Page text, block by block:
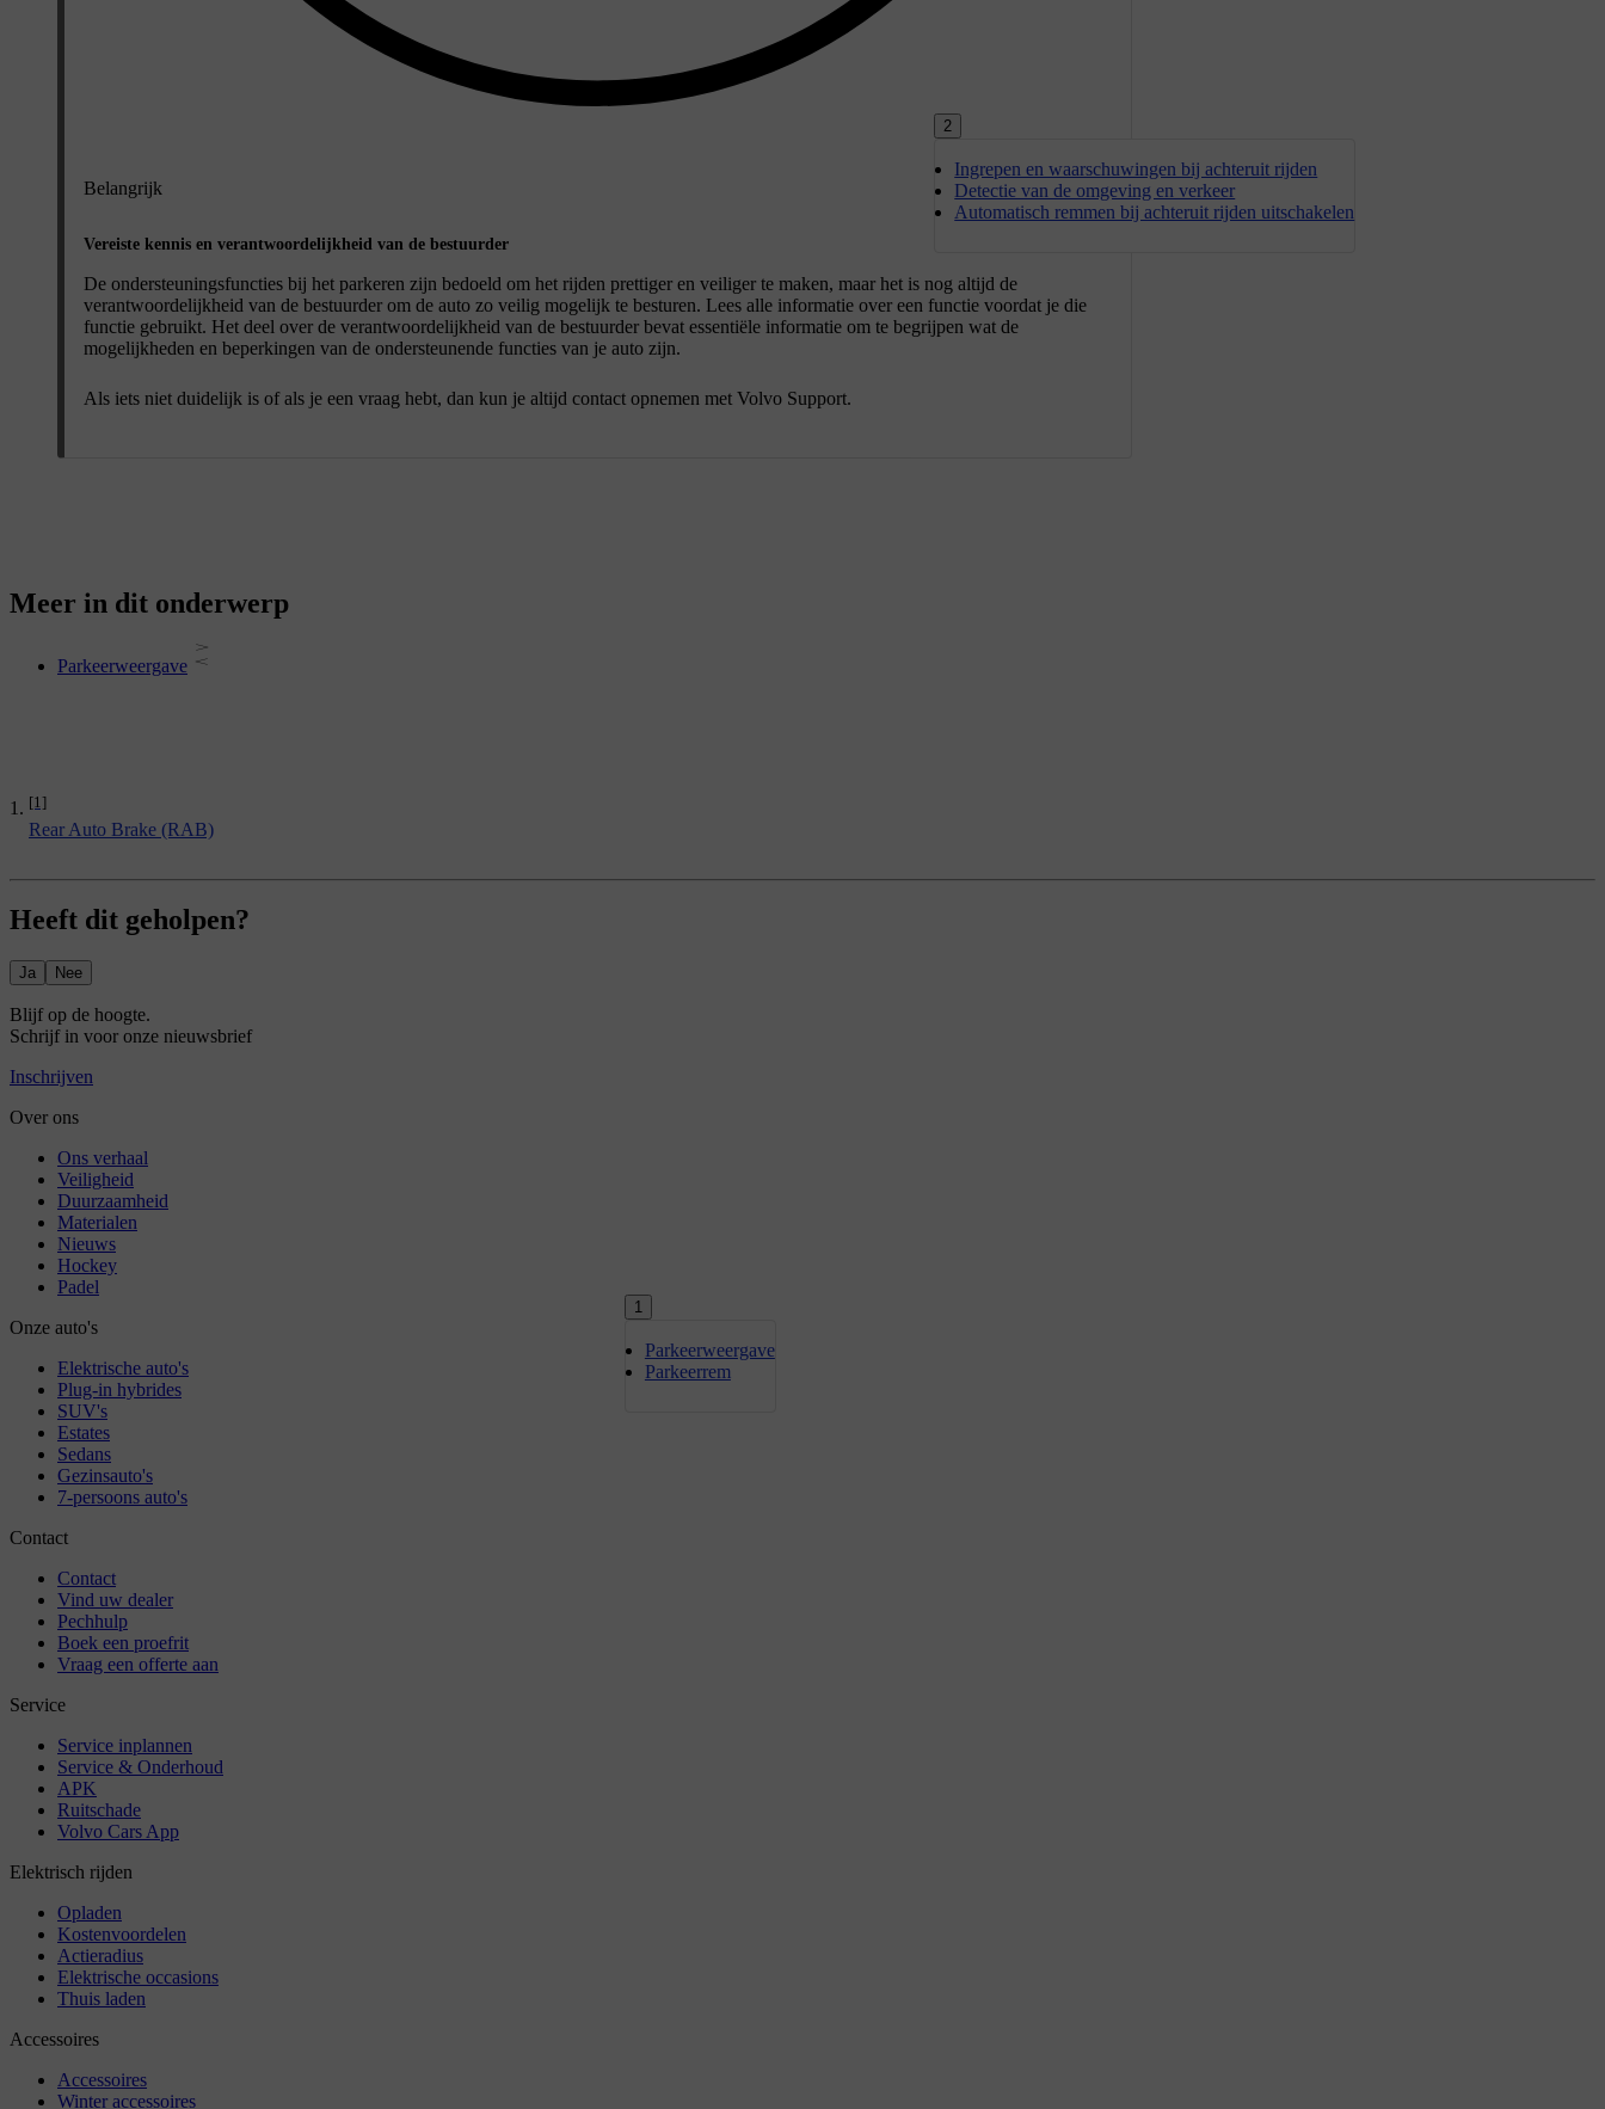
1
Parkeerweergave
Parkeerrem
2
Ingrepen en waarschuwingen bij achteruit rijden
Detectie van de omgeving en verkeer
Automatisch remmen bij achteruit rijden uitschakelen
Belangrijk
Vereiste kennis en verantwoordelijkheid van de bestuurder
De ondersteuningsfuncties bij het parkeren zijn bedoeld om het rijden prettiger en veiliger te maken, maar het is nog altijd de
verantwoordelijkheid van de bestuurder om de auto zo veilig mogelijk te besturen. Lees alle informatie over een functie voordat je die
functie gebruikt. Het deel over de verantwoordelijkheid van de bestuurder bevat essentiële informatie om te begrijpen wat de
mogelijkheden en beperkingen van de ondersteunende functies van je auto zijn.
Als iets niet duidelijk is of als je een vraag hebt, dan kun je altijd contact opnemen met Volvo Support.
[1]
Rear Auto Brake (RAB)
Meer in dit onderwerp
Parkeerweergave
Heeft dit geholpen?
Ja Nee